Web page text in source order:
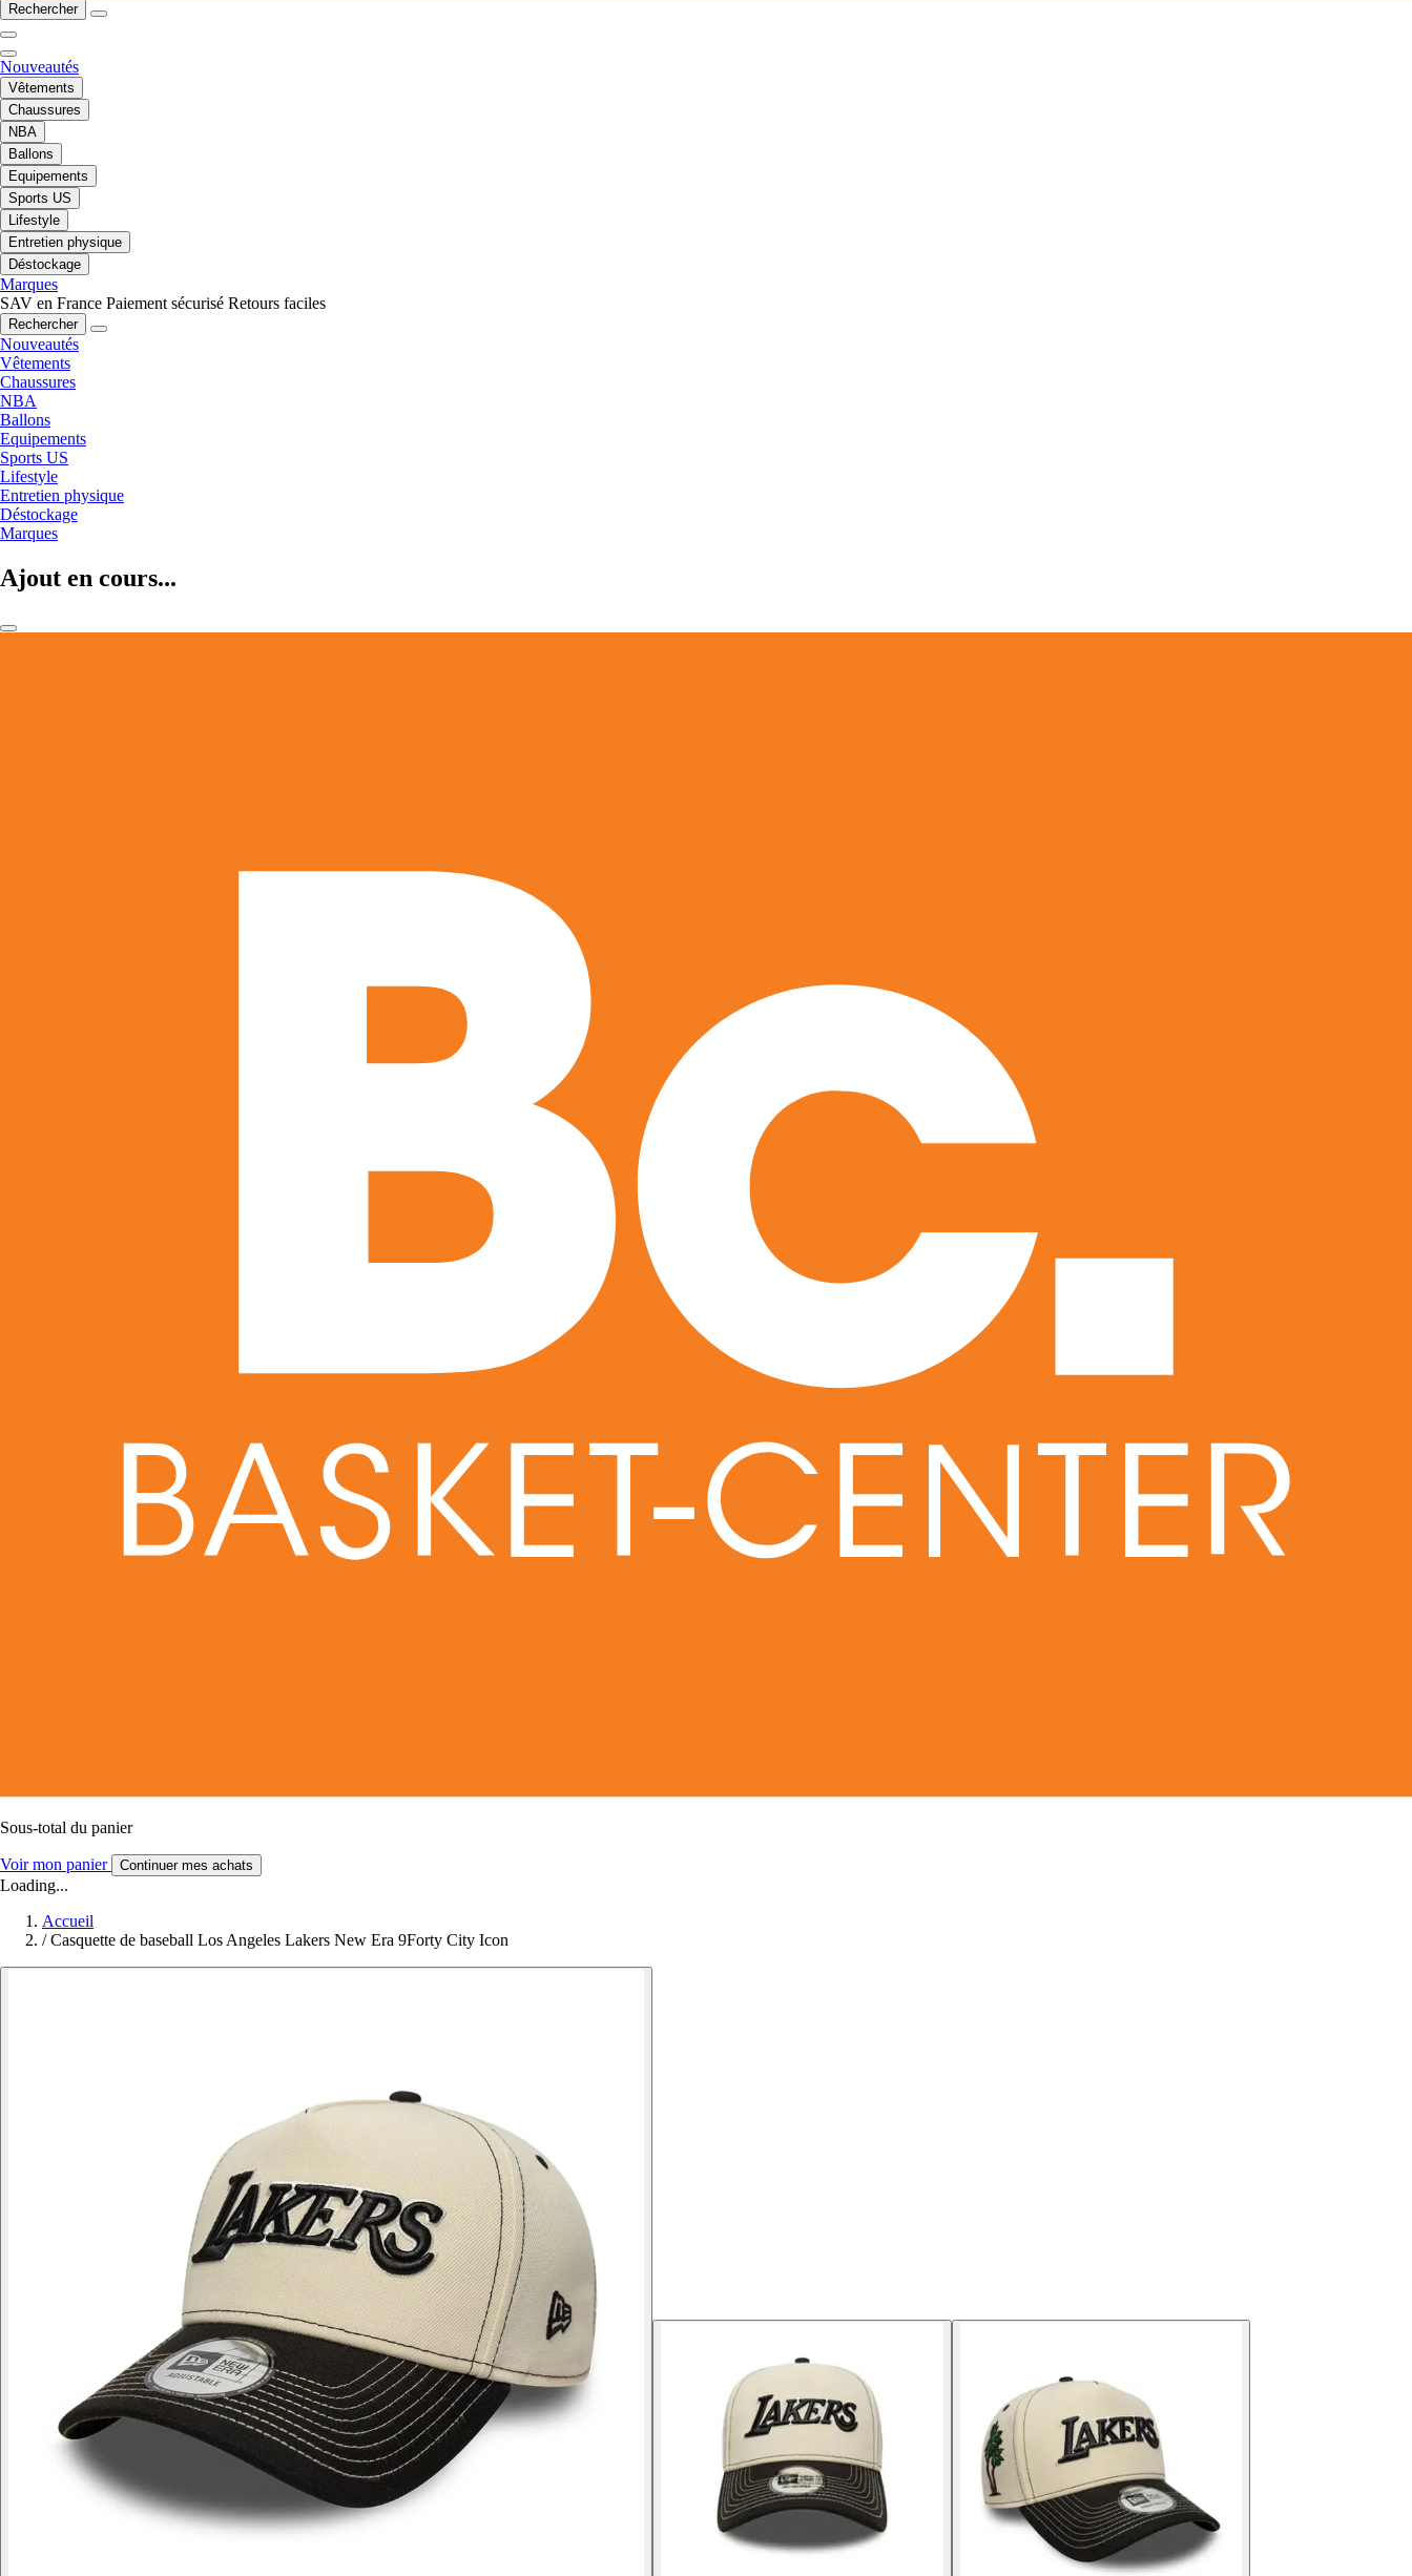
Rechercher
Nouveautés
Vêtements
Chaussures
NBA
Ballons
Equipements
Sports US
Lifestyle
Entretien physique
Déstockage
Marques
SAV en France Paiement sécurisé Retours faciles
Rechercher
Nouveautés
Vêtements
Chaussures
NBA
Ballons
Equipements
Sports US
Lifestyle
Entretien physique
Déstockage
Marques
Ajout en cours...
Sous-total du panier
Voir mon panier Continuer mes achats
Loading...
Accueil
/ Casquette de baseball Los Angeles Lakers New Era 9Forty City Icon